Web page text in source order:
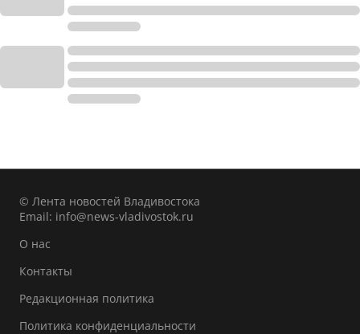
© Лента новостей Владивостока
Email: info@news-vladivostok.ru
О нас
Контакты
Редакционная политика
Политика конфиденциальности